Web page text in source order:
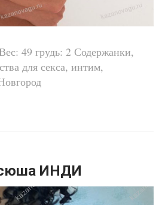
49 грудь: 2 Содержанки,
для секса, интим,
ИНДИ